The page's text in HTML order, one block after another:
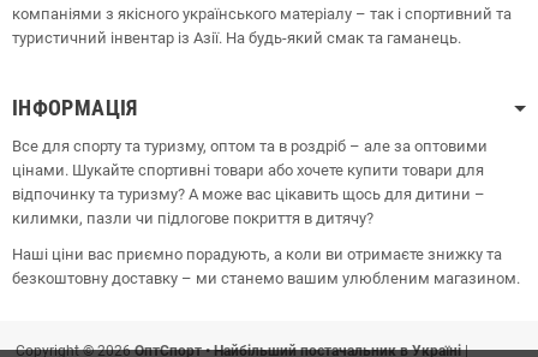
компаніями з якісного українського матеріалу – так і спортивний та
туристичний інвентар із Азії. На будь-який смак та гаманець.
ІНФОРМАЦІЯ
Все для спорту та туризму, оптом та в роздріб – але за оптовими
цінами. Шукайте спортивні товари або хочете купити товари для
відпочинку та туризму? А може вас цікавить щось для дитини –
килимки, пазли чи підлогове покриття в дитячу?
Наші ціни вас приємно порадують, а коли ви отримаєте знижку та
безкоштовну доставку – ми станемо вашим улюбленим магазином.
Copyright © 2026ОптСпорт • Найбільший постачальник в Україні|